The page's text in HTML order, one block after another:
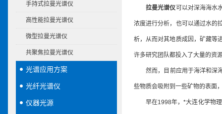
手持式拉曼光谱仪
高性能拉曼光谱仪
微型拉曼光谱仪
共聚焦拉曼光谱仪
光谱应用方案
光纤光谱仪
仪器光源
拉曼光谱仪 可以对深海海水
浓度进行分析，也可以通过水的
析，从而对其地质成因，矿藏等
许多研究团队都投入了大量的资
然而，目前应用于海洋和深
些物质会吸附到一些矿物的表面
早在1998年，*大连化学物理